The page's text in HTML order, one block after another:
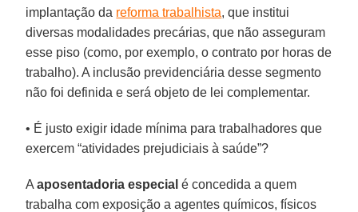
implantação da reforma trabalhista, que institui
diversas modalidades precárias, que não asseguram
esse piso (como, por exemplo, o contrato por horas de
trabalho). A inclusão previdenciária desse segmento
não foi definida e será objeto de lei complementar.
• É justo exigir idade mínima para trabalhadores que
exercem “atividades prejudiciais à saúde”?
Aaposentadoria especial é concedida a quem
trabalha com exposição a agentes químicos, físicos